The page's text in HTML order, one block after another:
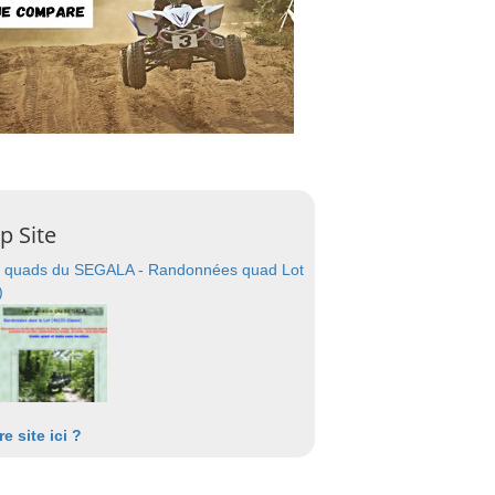
Site
quads du SEGALA - Randonnées quad Lot
site ici ?